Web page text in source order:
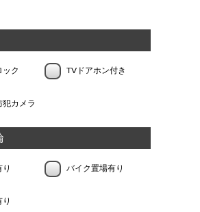
ック TVドアホン付き
犯カメラ
バイク置場有り